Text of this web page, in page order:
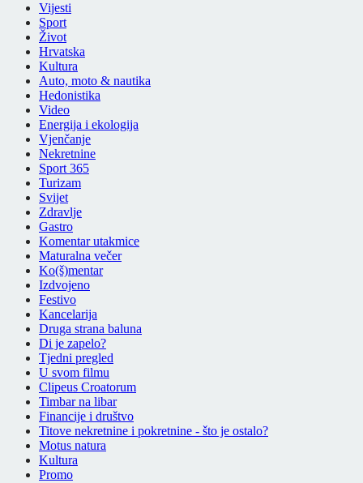
Vijesti
Sport
Život
Hrvatska
Kultura
Auto, moto & nautika
Hedonistika
Video
Energija i ekologija
Vjenčanje
Nekretnine
Sport 365
Turizam
Svijet
Zdravlje
Gastro
Komentar utakmice
Maturalna večer
Ko(š)mentar
Izdvojeno
Festivo
Kancelarija
Druga strana baluna
Di je zapelo?
Tjedni pregled
U svom filmu
Clipeus Croatorum
Timbar na libar
Financije i društvo
Titove nekretnine i pokretnine - što je ostalo?
Motus natura
Kultura
Promo